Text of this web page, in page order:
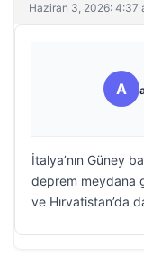
Haziran 3, 2026: 4:37
A
İtalya’nın Güney
deprem meydana
ve Hırvatistan’da